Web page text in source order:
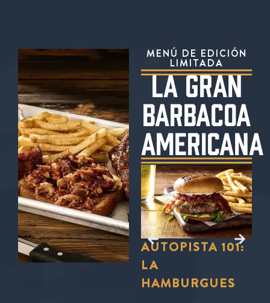
MENÚ DE EDICIÓN
LIMITADA
LA GRAN
BARBACOA
AMERICANA
EL TRÍO DE
BARBACOAS «
AUTOPISTA 101:
LA
HAMBURGUES